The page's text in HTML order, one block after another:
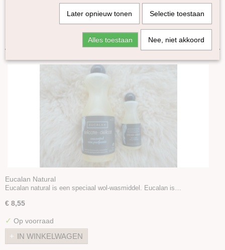
Lontwol 19 mic/zijde melange
Gekleurde Lontwol 27/23 mic
Lontwol Corriedale gekleurd
Lontwol Shetland gekleurd
Melange Blue Faced Leicester lontwol
Dierlijke vezels overige
Kunststof vezels
Haak en Breinaalden
Vulling
Sorteer op:
Eucalan Natural
Eucalan natural is een speciaal wol-wasmiddel. Eucalan is…
€ 8,55
✓ Op voorraad
IN WINKELWAGEN
Later opnieuw tonen Selectie toestaan
Alles toestaan Nee, niet akkoord